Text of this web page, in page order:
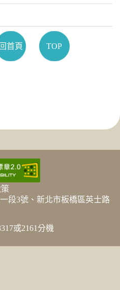
回首頁 TOP
段3號、新北市板橋區英士路
：3317或2161分機